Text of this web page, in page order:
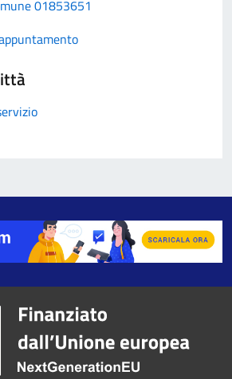
01853651